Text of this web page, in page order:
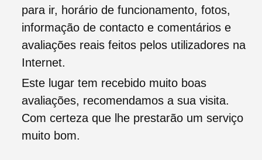
para ir, horário de funcionamento, fotos,
informação de contacto e comentários e
avaliações reais feitos pelos utilizadores na
Internet.
Este lugar tem recebido muito boas
avaliações, recomendamos a sua visita.
Com certeza que lhe prestarão um serviço
muito bom.